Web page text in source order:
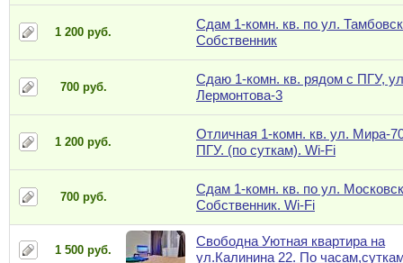
1 200 руб.
Сдам 1-комн. кв. по ул.
Собственник
700 руб.
Сдаю 1-комн. кв. рядом с ПГУ,
Лермонтова-3
1 200 руб.
Отличная 1-комн. кв. ул. Мира-
ПГУ. (по суткам). Wi-Fi
700 руб.
Сдам 1-комн. кв. по ул.
Собственник. Wi-Fi
1 500 руб.
Свободна Уютная квартира на
ул.Калинина 22. По